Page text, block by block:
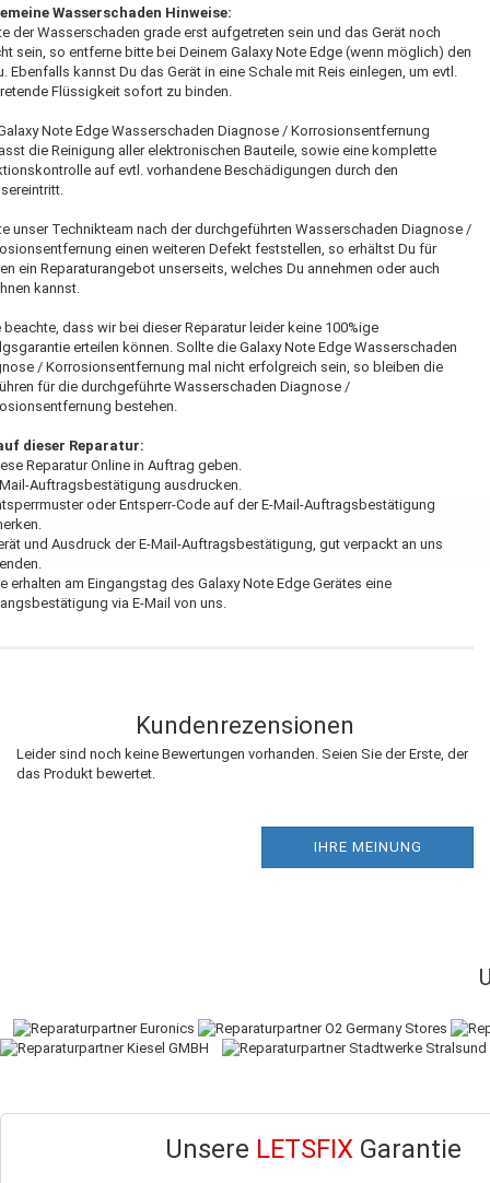
Wasserschaden Hinweise:
der Wasserschaden grade erst aufgetreten sein und das Gerät noch
sein, so entferne bitte bei Deinem Galaxy Note Edge (wenn möglich) den
Ebenfalls kannst Du das Gerät in eine Schale mit Reis einlegen, um evtl.
Flüssigkeit sofort zu binden.
Note Edge Wasserschaden Diagnose / Korrosionsentfernung
die Reinigung aller elektronischen Bauteile, sowie eine komplette
auf evtl. vorhandene Beschädigungen durch den
unser Technikteam nach der durchgeführten Wasserschaden Diagnose /
einen weiteren Defekt feststellen, so erhältst Du für
ein Reparaturangebot unserseits, welches Du annehmen oder auch
kannst.
beachte, dass wir bei dieser Reparatur leider keine 100%ige
erteilen können. Sollte die Galaxy Note Edge Wasserschaden
/ Korrosionsentfernung mal nicht erfolgreich sein, so bleiben die
für die durchgeführte Wasserschaden Diagnose /
bestehen.
dieser Reparatur:
Reparatur Online in Auftrag geben.
Auftragsbestätigung ausdrucken.
oder Entsperr-Code auf der E-Mail-Auftragsbestätigung
und Ausdruck der E-Mail-Auftragsbestätigung, gut verpackt an uns
erhalten am Eingangstag des Galaxy Note Edge Gerätes eine
via E-Mail von uns.
Kundenrezensionen
Leider sind noch keine Bewertungen vorhanden. Seien Sie der Erste, der
das Produkt bewertet.
IHRE MEINUNG
Unsere LETSFIX Garantie